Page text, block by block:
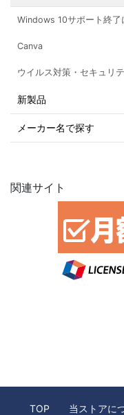
Windows 10サポート終了
Canva
ウイルス対策・セキュリ
新製品
メーカー名で探す
関連サイト
TOP 当ストアに